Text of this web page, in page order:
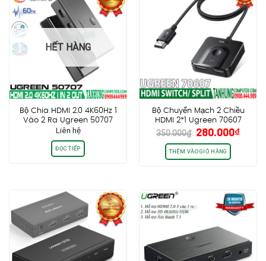
HẾT HÀNG
Bộ Chia HDMI 2.0 4K60Hz 1
Vào 2 Ra Ugreen 50707
Liên hệ
ĐỌC TIẾP
Bộ Chuyển Mạch 2 Chiều
HDMI 2*1 Ugreen 70607
4K@60Hz
350.000₫ Giá
gốc
là:
350.000₫.
280.000₫Giá
THÊM VÀO GIỎ HÀNG